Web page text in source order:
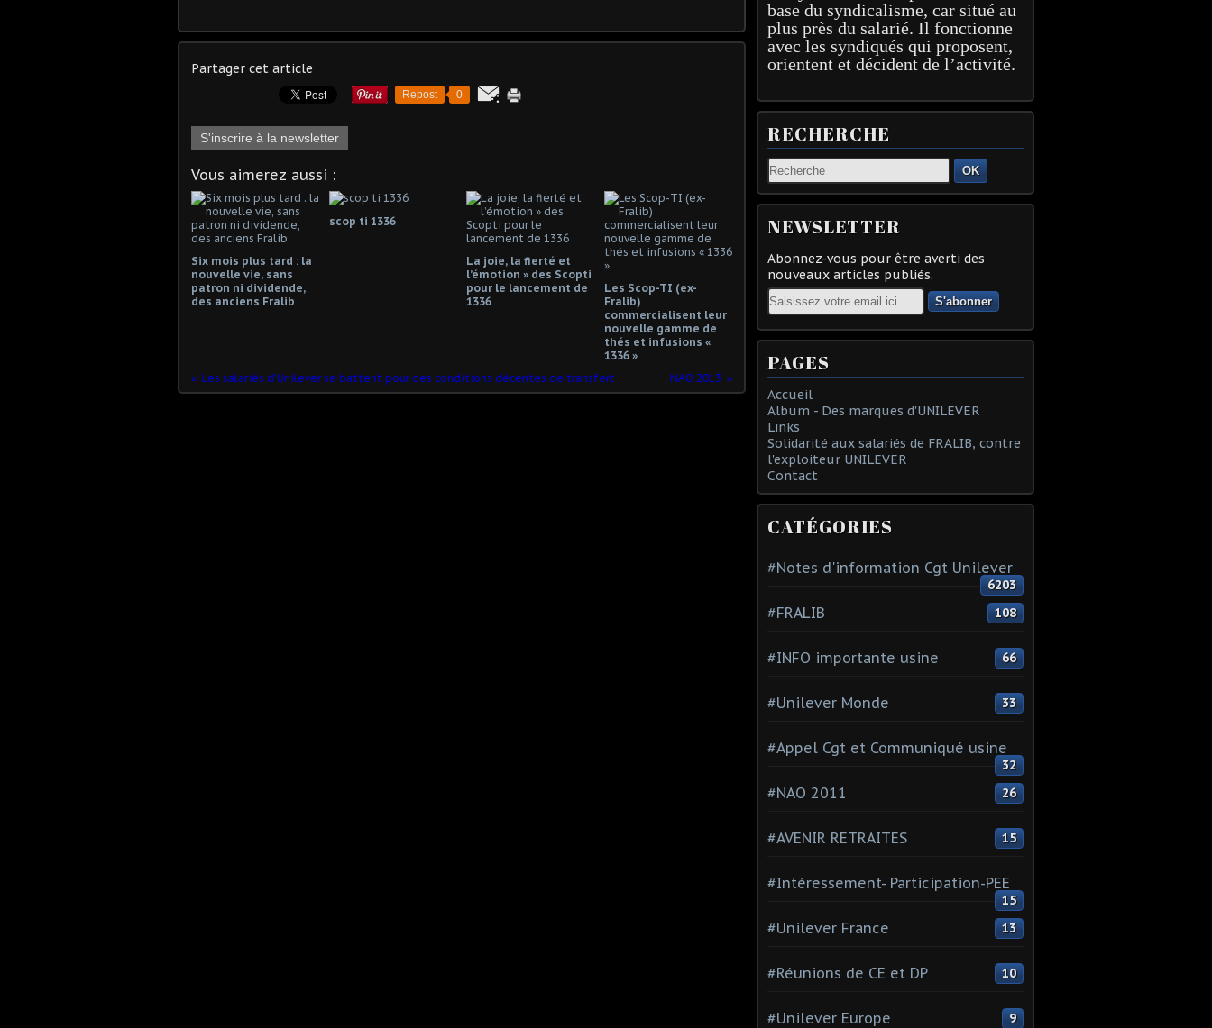
Partager cet article
Repost 0
S'inscrire à la newsletter
Vous aimerez aussi :
Six mois plus tard : la
nouvelle vie, sans
patron ni dividende,
des anciens Fralib
scop ti 1336
La joie, la fierté et
l’émotion » des Scopti
pour le lancement de
1336
Les Scop-TI (ex-
Fralib)
commercialisent leur
nouvelle gamme de
thés et infusions «
1336 »
Les salariés d'Unilever se battent pour des conditions décentes de transfert
NAO 2013
base du syndicalisme, car situé au
plus près du salarié. Il fonctionne
avec les syndiqués qui proposent,
orientent et décident de l’activité.
RECHERCHE
OK
NEWSLETTER
Abonnez-vous pour être averti des
nouveaux articles publiés.
Email
PAGES
Accueil
Album - Des marques d'UNILEVER
Links
Solidarité aux salariés de FRALIB, contre
l'exploiteur UNILEVER
Contact
CATÉGORIES
#Notes d'information Cgt Unilever
6203
#FRALIB 108
#INFO importante usine 66
#Unilever Monde 33
#Appel Cgt et Communiqué usine
32
#NAO 2011 26
#AVENIR RETRAITES 15
#Intéressement- Participation-PEE
15
#Unilever France 13
#Réunions de CE et DP 10
#Unilever Europe 9